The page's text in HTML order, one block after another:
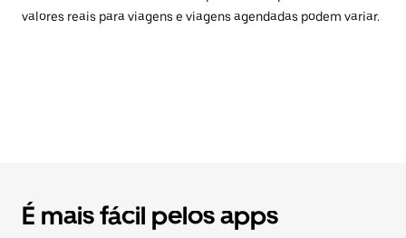
valores reais para viagens e viagens agendadas podem variar.
É mais fácil pelos apps